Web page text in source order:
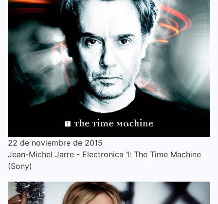
22 de noviembre de 2015
Jean-Michel Jarre - Electronica 1: The Time Machine
(Sony)